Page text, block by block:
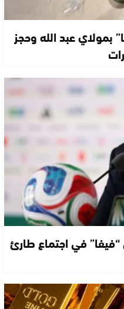
بمولاي عبد الله وحجز
“فيفا” في اجتماع طارئ